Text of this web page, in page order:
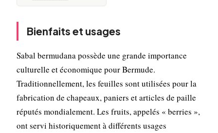
Bienfaits et usages
Sabal bermudana possède une grande importance
culturelle et économique pour Bermude.
Traditionnellement, les feuilles sont utilisées pour la
fabrication de chapeaux, paniers et articles de paille
réputés mondialement. Les fruits, appelés « berries »,
ont servi historiquement à différents usages